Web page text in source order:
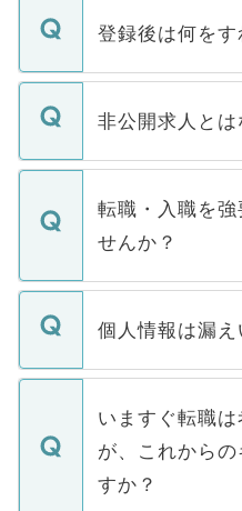
登録後は何を
ご登録いただき
登録内容を確認
ます。通常、5営
いただきますの
非公開求人とは
マイナビ
うち約3割は、
けない「非公開
下記の理由によ
ません。
■応募殺到を避け
関を公にしてし
に、医療機関が
みを人材紹介会
ています。
転職・入職を
せんか？
転職・入職を強
ん。また、仮に
定を承諾する必
の辞退の連絡は
個人情報は漏え
個人情報が漏え
で、ご安心くだ
などで収集した
ご本人のキャリ
支援を目的に使
いますぐ転職
が、これから
すか？